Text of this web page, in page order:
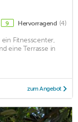
9 Hervorragend (4)
Fitnesscenter,
eine Terrasse in
zum Angebot